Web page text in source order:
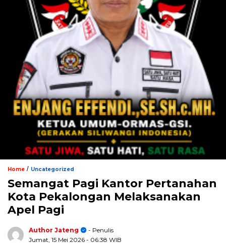
Home / Uncategorized
Semangat Pagi Kantor Pertanahan
Kota Pekalongan Melaksanakan
Apel Pagi
Author Jateng
- Penulis
Jumat, 15 Mei 2026 - 06:38 WIB